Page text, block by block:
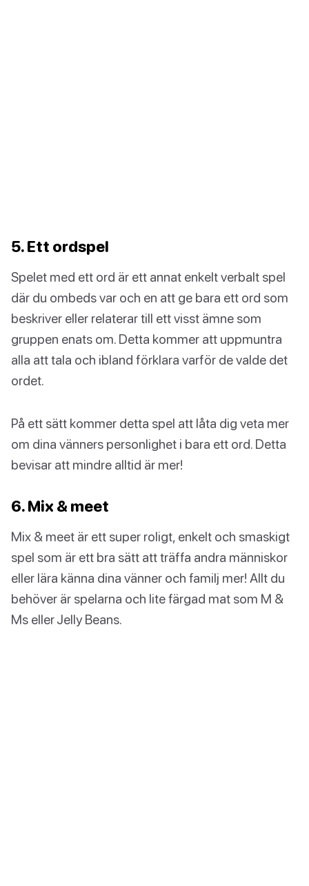
5. Ett ordspel
Spelet med ett ord är ett annat enkelt verbalt spel
där du ombeds var och en att ge bara ett ord som
beskriver eller relaterar till ett visst ämne som
gruppen enats om. Detta kommer att uppmuntra
alla att tala och ibland förklara varför de valde det
ordet.
På ett sätt kommer detta spel att låta dig veta mer
om dina vänners personlighet i bara ett ord. Detta
bevisar att mindre alltid är mer!
6. Mix & meet
Mix & meet är ett super roligt, enkelt och smaskigt
spel som är ett bra sätt att träffa andra människor
eller lära känna dina vänner och familj mer! Allt du
behöver är spelarna och lite färgad mat som M &
Ms eller Jelly Beans.